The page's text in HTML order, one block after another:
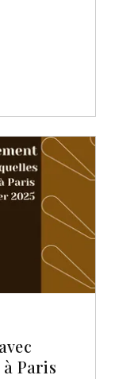
à Paris